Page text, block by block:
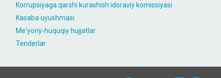
Korrupsiyaga qarshi kurashish idoraviy komissiyasi
Kasaba uyushmasi
Me'yoriy-huquqiy hujjatlar
Tenderlar